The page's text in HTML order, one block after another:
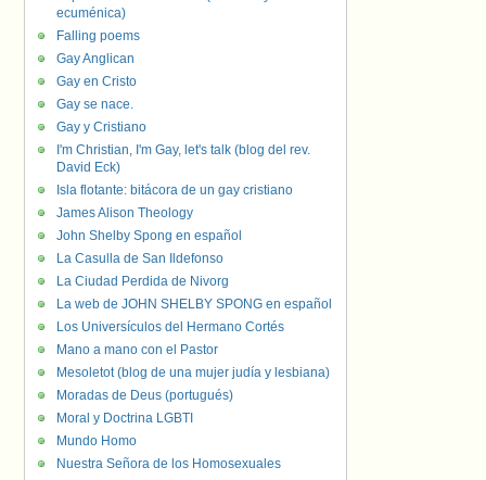
ecuménica)
Falling poems
Gay Anglican
Gay en Cristo
Gay se nace.
Gay y Cristiano
I'm Christian, I'm Gay, let's talk (blog del rev.
David Eck)
Isla flotante: bitácora de un gay cristiano
James Alison Theology
John Shelby Spong en español
La Casulla de San Ildefonso
La Ciudad Perdida de Nivorg
La web de JOHN SHELBY SPONG en español
Los Universículos del Hermano Cortés
Mano a mano con el Pastor
Mesoletot (blog de una mujer judía y lesbiana)
Moradas de Deus (portugués)
Moral y Doctrina LGBTI
Mundo Homo
Nuestra Señora de los Homosexuales